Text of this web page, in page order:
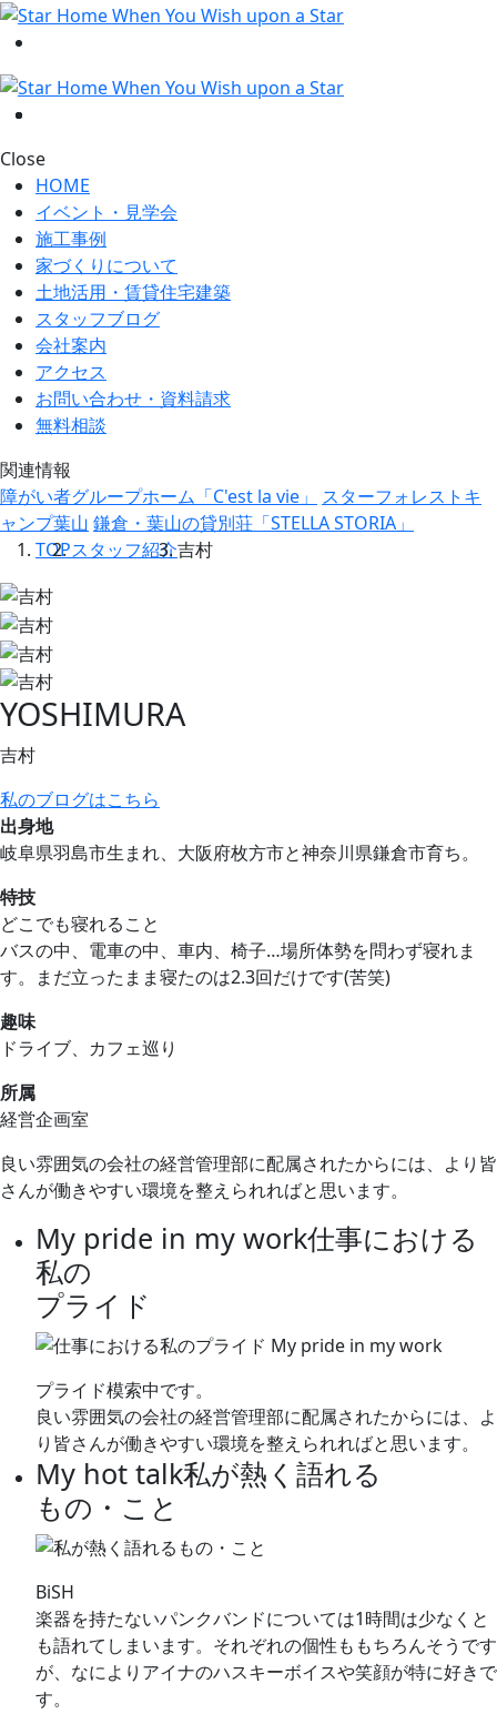
Close
HOME
イベント・見学会
施工事例
家づくりについて
土地活用・賃貸住宅建築
スタッフブログ
会社案内
アクセス
お問い合わせ・資料請求
無料相談
関連情報
障がい者グループホーム「C'est la vie」
スターフォレストキ
ャンプ葉山 鎌倉・葉山の貸別荘「STELLA STORIA」
TOPスタッフ紹介吉村
YOSHIMURA
吉村
私のブログはこちら
出身地
岐阜県羽島市生まれ、大阪府枚方市と神奈川県鎌倉市育ち。
特技
どこでも寝れること
バスの中、電車の中、車内、椅子…場所体勢を問わず寝れま
す。まだ立ったまま寝たのは2.3回だけです(苦笑)
趣味
ドライブ、カフェ巡り
所属
経営企画室
良い雰囲気の会社の経営管理部に配属されたからには、より皆
さんが働きやすい環境を整えられればと思います。
My pride in my work仕事における
私の
プライド
プライド模索中です。
良い雰囲気の会社の経営管理部に配属されたからには、よ
り皆さんが働きやすい環境を整えられればと思います。
My hot talk私が熱く語れる
もの・こと
BiSH
楽器を持たないパンクバンドについては1時間は少なくと
も語れてしまいます。それぞれの個性ももちろんそうです
が、なによりアイナのハスキーボイスや笑顔が特に好きで
す。